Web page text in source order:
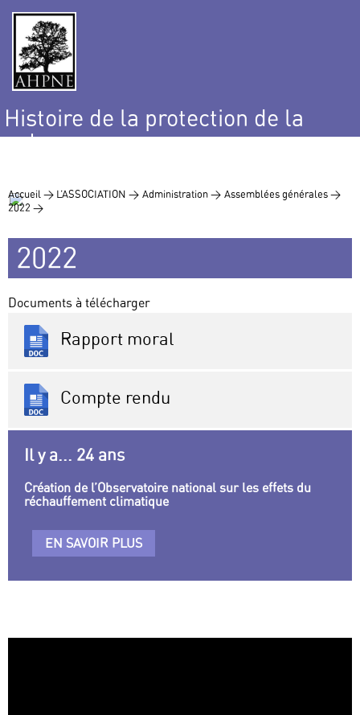
Histoire de la protection de la
nature
Accueil > L’ASSOCIATION > Administration > Assemblées générales >
2022 >
2022
Documents à télécharger
Rapport moral
Compte rendu
Il y a... 24 ans
Création de l’Observatoire national sur les effets du
réchauffement climatique
EN SAVOIR PLUS